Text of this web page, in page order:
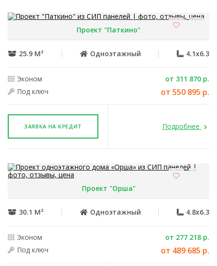
Проект "Паткино"
25.9 М² Одноэтажный 4.1x6.3
Эконом
от 311 870 р.
Под ключ
от 550 895 р.
ЗАЯВКА НА КРЕДИТ Подробнее
Проект "Орша"
30.1 М² Одноэтажный 4.8x6.3
Эконом
от 277 218 р.
Под ключ
от 489 685 р.